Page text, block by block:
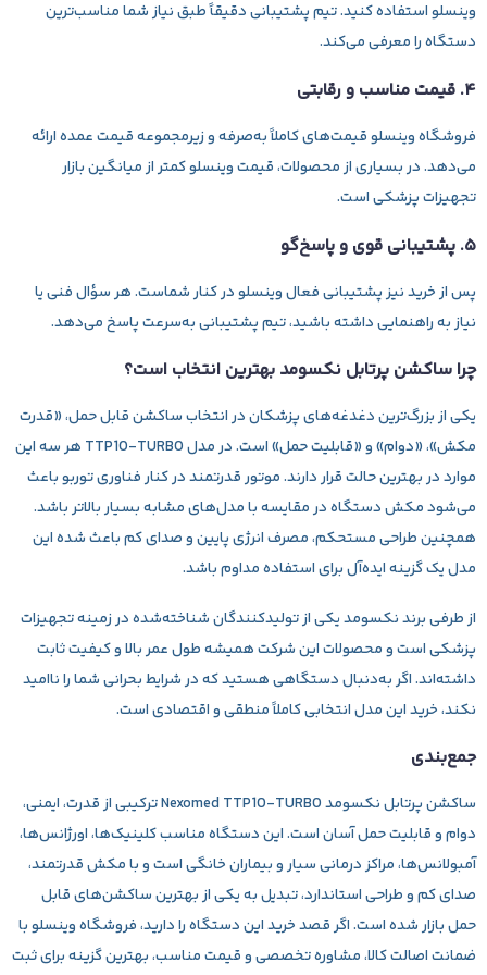
وینسلو استفاده کنید. تیم پشتیبانی دقیقاً طبق نیاز شما مناسب‌ترین
دستگاه را معرفی می‌کند.
۴. قیمت مناسب و رقابتی
فروشگاه وینسلو قیمت‌های کاملاً به‌صرفه و زیرمجموعه قیمت عمده ارائه
می‌دهد. در بسیاری از محصولات، قیمت وینسلو کمتر از میانگین بازار
تجهیزات پزشکی است.
۵. پشتیبانی قوی و پاسخ‌گو
پس از خرید نیز پشتیبانی فعال وینسلو در کنار شماست. هر سؤال فنی یا
نیاز به راهنمایی داشته باشید، تیم پشتیبانی به‌سرعت پاسخ می‌دهد.
چرا ساکشن پرتابل نکسومد بهترین انتخاب است؟
یکی از بزرگ‌ترین دغدغه‌های پزشکان در انتخاب ساکشن قابل حمل، «قدرت
مکش»، «دوام» و «قابلیت حمل» است. در مدل TTP10‑TURBO هر سه این
موارد در بهترین حالت قرار دارند. موتور قدرتمند در کنار فناوری توربو باعث
می‌شود مکش دستگاه در مقایسه با مدل‌های مشابه بسیار بالاتر باشد.
همچنین طراحی مستحکم، مصرف انرژی پایین و صدای کم باعث شده این
مدل یک گزینه ایده‌آل برای استفاده مداوم باشد.
از طرفی برند نکسومد یکی از تولیدکنندگان شناخته‌شده در زمینه تجهیزات
پزشکی است و محصولات این شرکت همیشه طول عمر بالا و کیفیت ثابت
داشته‌اند. اگر به‌دنبال دستگاهی هستید که در شرایط بحرانی شما را ناامید
نکند، خرید این مدل انتخابی کاملاً منطقی و اقتصادی است.
جمع‌بندی
ساکشن پرتابل نکسومدNexomed TTP10‑TURBOترکیبی از قدرت، ایمنی،
دوام و قابلیت حمل آسان است. این دستگاه مناسب کلینیک‌ها، اورژانس‌ها،
آمبولانس‌ها، مراکز درمانی سیار و بیماران خانگی است و با مکش قدرتمند،
صدای کم و طراحی استاندارد، تبدیل به یکی از بهترین ساکشن‌های قابل
حمل بازار شده است. اگر قصد خرید این دستگاه را دارید، فروشگاه وینسلو با
ضمانت اصالت کالا، مشاوره تخصصی و قیمت مناسب، بهترین گزینه برای ثبت